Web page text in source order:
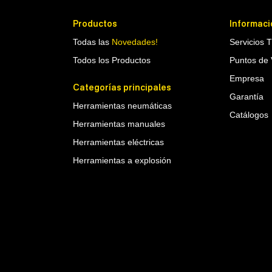
Productos
Todas las Novedades!
Todos los Productos
Categorías principales
Herramientas neumáticas
Herramientas manuales
Herramientas eléctricas
Herramientas a explosión
Servicios
Puntos de
Empresa
Garantía
Catálogos